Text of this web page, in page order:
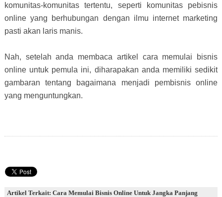
komunitas-komunitas tertentu, seperti komunitas pebisnis
online yang berhubungan dengan ilmu internet marketing
pasti akan laris manis.
Nah, setelah anda membaca artikel cara memulai bisnis
online untuk pemula ini, diharapakan anda memiliki sedikit
gambaran tentang bagaimana menjadi pembisnis online
yang menguntungkan.
Artikel Terkait: Cara Memulai Bisnis Online Untuk Jangka Panjang